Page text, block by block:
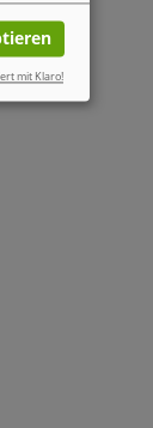
mit Klaro!